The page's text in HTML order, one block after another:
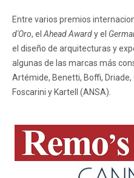
Entre varios premios
d'Oro, el Ahead Awardy el
el diseño de arquitecturas y
algunas de las marcas más
Artémide, Benetti, Boffi, Driade,
Foscarini y Kartell (ANSA).